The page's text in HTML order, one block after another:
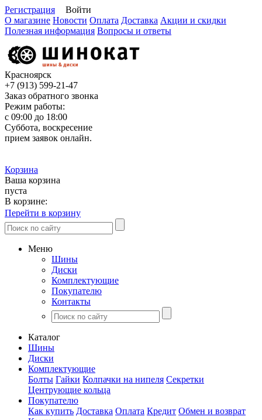
Регистрация
Войти
О магазине Новости Оплата Доставка Акции и скидки
Полезная информация Вопросы и ответы
Красноярск
+7 (913) 599-21-47
Заказ обратного звонка
Режим работы:
с 09:00 до 18:00
Суббота, воскресение
прием заявок онлайн.
Корзина
Ваша корзина
пуста
В корзине:
Перейти в корзину
Меню
Шины
Диски
Комплектующие
Покупателю
Контакты
Каталог
Шины
Диски
Комплектующие
Болты Гайки Колпачки на нипеля Секретки
Центрующие кольца
Покупателю
Как купить Доставка Оплата Кредит Обмен и возврат